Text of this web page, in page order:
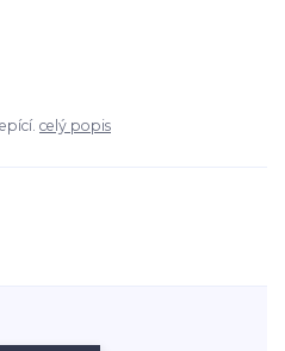
celý popis